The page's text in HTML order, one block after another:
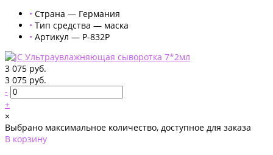
• Страна — Германия
• Тип средства — маска
• Артикул — P-832P
3 075 руб.
3 075 руб.
-
+
×
Выбрано максимальное количество, доступное для заказа
В корзину